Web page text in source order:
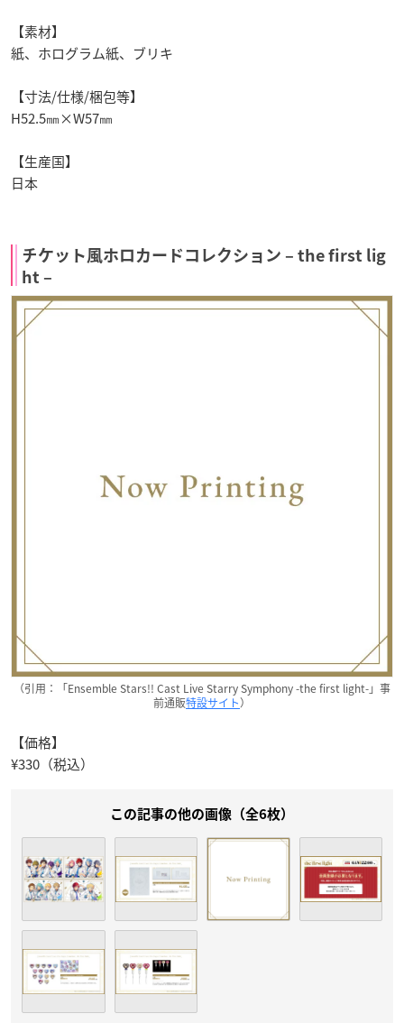
【素材】
紙、ホログラム紙、ブリキ
【寸法/仕様/梱包等】
H52.5㎜×W57㎜
【生産国】
日本
チケット風ホロカードコレクション – the first lig
ht –
（引用：「Ensemble Stars!! Cast Live Starry Symphony -the first light-」事
前通販特設サイト）
【価格】
¥330（税込）
この記事の他の画像（全6枚）